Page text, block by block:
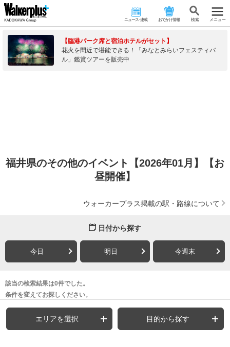
ニュース･連載 おでかけ情報 検 索 メニュー
【臨港パーク席と宿泊ホテルがセット】
花火を間近で堪能できる！「みなとみらいフェスティバ
ル」鑑賞ツアーを販売中
福井県のその他のイベント【2026年01月】【お
昼開催】
ウォーカープラス掲載の駅・路線について
日付から探す
今日 明日 今週末
該当の検索結果は0件でした。
条件を変えてお探しください。
エリアを選択 目的から探す